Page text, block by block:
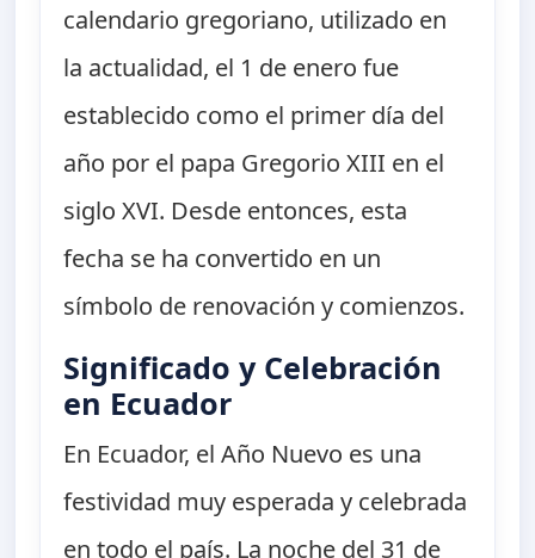
calendario gregoriano, utilizado en
la actualidad, el 1 de enero fue
establecido como el primer día del
año por el papa Gregorio XIII en el
siglo XVI. Desde entonces, esta
fecha se ha convertido en un
símbolo de renovación y comienzos.
Significado y Celebración
en Ecuador
En Ecuador, el Año Nuevo es una
festividad muy esperada y celebrada
en todo el país. La noche del 31 de